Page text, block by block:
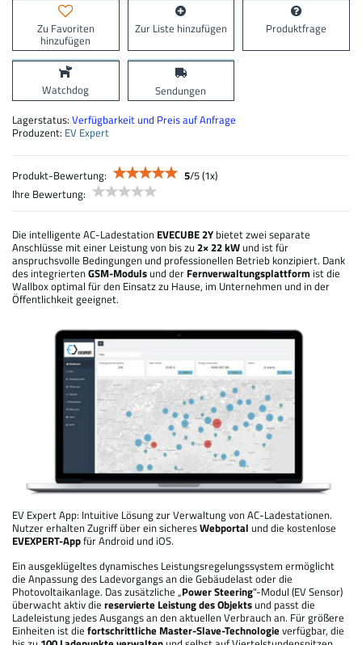
Zu Favoriten
hinzufügen
Zur Liste hinzufügen Produktfrage
Watchdog
Sendungen
Lagerstatus: Verfügbarkeit und Preis auf Anfrage
Produzent: EV Expert
Produkt-Bewertung: 5/5(1x)
Ihre Bewertung:
Die intelligente AC-Ladestation EVECUBE 2Y bietet zwei separate
Anschlüsse mit einer Leistung von bis zu 2× 22 kWund ist für
anspruchsvolle Bedingungen und professionellen Betrieb konzipiert. Dank
des integriertenGSM-Modulsund der Fernverwaltungsplattform ist die
Wallbox optimal für den Einsatz zu Hause, im Unternehmen und in der
Öffentlichkeit geeignet.
EV Expert App: Intuitive Lösung zur Verwaltung von AC-Ladestationen.
Nutzer erhalten Zugriff über ein sicheresWebportal und die kostenlose
EVEXPERT-Appfür Android und iOS.
Ein ausgeklügeltes dynamisches Leistungsregelungssystem ermöglicht
die Anpassung des Ladevorgangs an die Gebäudelast oder die
Photovoltaikanlage. Das zusätzliche „Power Steering"-Modul (EV Sensor)
überwacht aktiv die reservierte Leistung des Objektsund passt die
Ladeleistung jedes Ausgangs an den aktuellen Verbrauch an. Für größere
Einheiten ist die fortschrittliche Master-Slave-Technologieverfügbar, die